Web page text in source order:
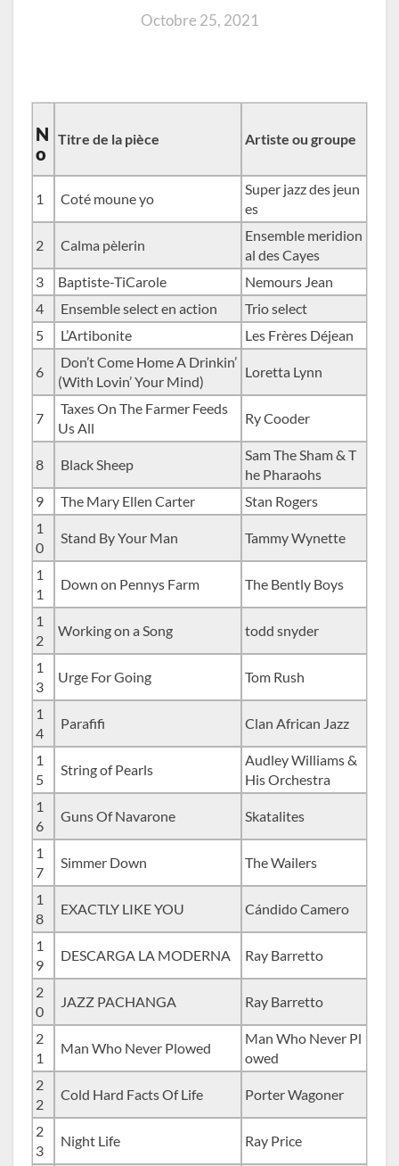
Octobre 25, 2021
N
o
Titre de la pièce Artiste ou groupe
1 Coté moune yo
Super jazz des jeun
es
2 Calma pèlerin
Ensemble meridion
al des Cayes
3
Baptiste-TiCarole
Nemours Jean
4
Ensemble select en action
Trio select
5
L’Artibonite Les Frères Déjean
6
Don’t Come Home A Drinkin’
(With Lovin’ Your Mind)
Loretta Lynn
7
Taxes On The Farmer Feeds
Us All
Ry Cooder
8 Black Sheep
Sam The Sham & T
he Pharaohs
9
The Mary Ellen Carter
Stan Rogers
1
0
Stand By Your Man Tammy Wynette
1
1
Down on Pennys Farm The Bently Boys
1
2
Working on a Song todd snyder
1
3
Urge For Going Tom Rush
1
4
Parafifi Clan African Jazz
1
5
String of Pearls
Audley Williams &
His Orchestra
1
6
Guns Of Navarone Skatalites
1
7
Simmer Down The Wailers
1
8
EXACTLY LIKE YOU Cándido Camero
1
9
DESCARGA LA MODERNA Ray Barretto
2
0
JAZZ PACHANGA Ray Barretto
2
1
Man Who Never Plowed
Man Who Never Pl
owed
2
2
Cold Hard Facts Of Life Porter Wagoner
2
3
Night Life Ray Price